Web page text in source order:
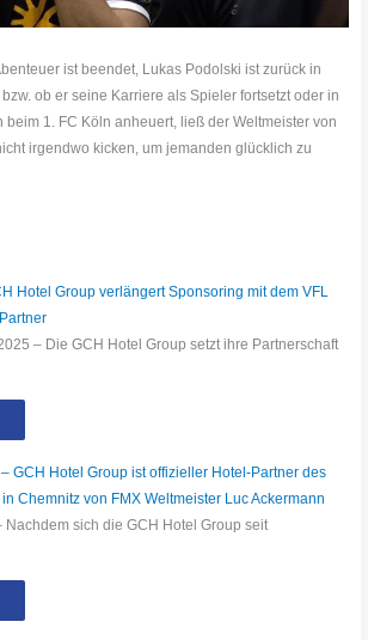
ist beendet, Lukas Podolski ist zurück in
ob er seine Karriere als Spieler fortsetzt oder in
1. FC Köln anheuert, ließ der Weltmeister von
irgendwo kicken, um jemanden glücklich zu
Hotel Group verlängert Sponsoring mit dem VFL
– Die GCH Hotel Group setzt ihre Partnerschaft
– GCH Hotel Group ist offizieller Hotel-Partner des
Chemnitz von FMX Weltmeister Luc Ackermann
Nachdem sich die GCH Hotel Group seit